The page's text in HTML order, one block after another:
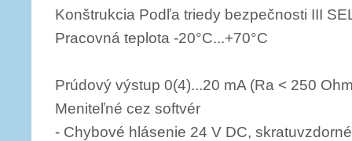
Konštrukcia Podľa triedy bezpečnosti III
Pracovná teplota -20°C...+70°C
Prúdový výstup 0(4)...20 mA (Ra < 250
Meniteľné cez softvér
- Chybové hlásenie 24 V DC, skratuvzdorné